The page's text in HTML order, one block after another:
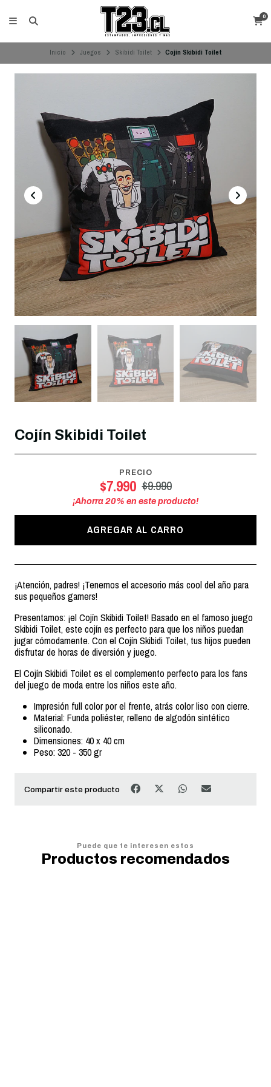
0
Inicio Juegos Skibidi Toilet Cojín Skibidi Toilet
Cojín Skibidi Toilet
PRECIO
$7.990 $9.990
¡Ahorra20% en este producto!
AGREGAR AL CARRO
¡Atención, padres! ¡Tenemos el accesorio más cool del año para
sus pequeños gamers!
Presentamos: ¡el Cojín Skibidi Toilet! Basado en el famoso juego
Skibidi Toilet, este cojín es perfecto para que los niños puedan
jugar cómodamente. Con el Cojín Skibidi Toilet, tus hijos pueden
disfrutar de horas de diversión y juego.
El Cojín Skibidi Toilet es el complemento perfecto para los fans
del juego de moda entre los niños este año.
Impresión full color por el frente, atrás color liso con cierre.
Material: Funda poliéster, relleno de algodón sintético
siliconado.
Dimensiones: 40 x 40 cm
Peso: 320 - 350 gr
Compartir este producto
Puede que te interesen estos
Productos recomendados